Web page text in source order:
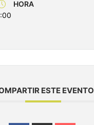
HORA
ESTE EVENTO